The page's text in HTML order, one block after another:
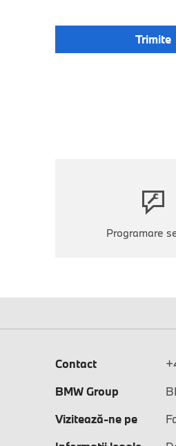
Programare
Contact
BMW Group
Vizitează-ne pe